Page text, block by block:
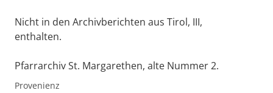
Nicht in den Archivberichten aus Tirol, III,
enthalten.
Pfarrarchiv St. Margarethen, alte Nummer 2.
Provenienz